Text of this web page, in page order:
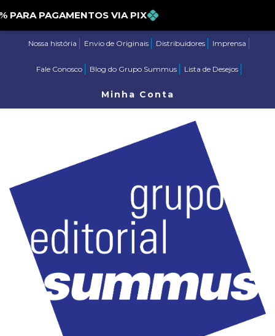
PAGAMENTOS VIA PIX
Nossa história Envio de Originais Distribuidores Imprensa
Fale Conosco Blog do Grupo Summus Lista de Desejos
Minha Conta